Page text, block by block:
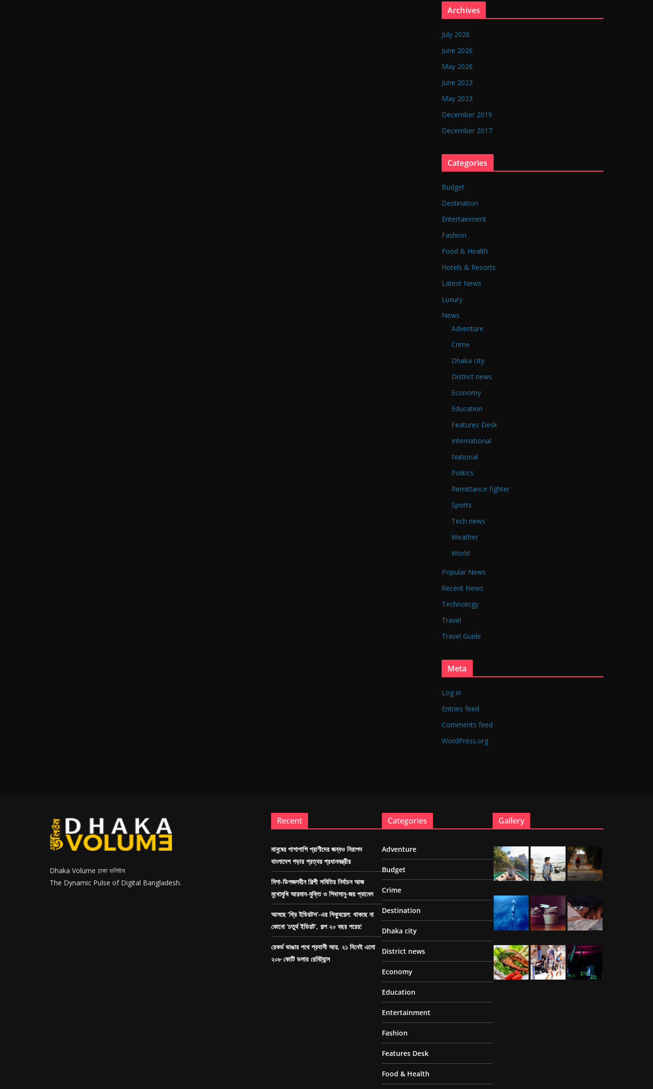
Archives
July 2026
June 2026
May 2026
June 2023
May 2023
December 2019
December 2017
Categories
Budget
Destination
Entertainment
Fashion
Food & Health
Hotels & Resorts
Latest News
Luxury
News
Adventure
Crime
Dhaka city
District news
Economy
Education
Features Desk
International
National
Politics
Remittance fighter
Sports
Tech news
Weather
World
Popular News
Recent News
Technology
Travel
Travel Guide
Meta
Log in
Entries feed
Comments feed
WordPress.org
Dhaka Volume ঢাকা ভলিউম
The Dynamic Pulse of Digital Bangladesh.
Recent
মানুষের পাশাপাশি প্রাণীদের জন্যও নিরাপদ
বাংলাদেশ গড়ার প্রত্যয় প্রধানমন্ত্রীর
মিশা-ডিপজলহীন শিল্পী সমিতির নির্বাচন আজ
মুখোমুখি আরমান-মুক্তি ও শিবাসানু-জয় প্যানেল
আসছে ‘থ্রি ইডিয়টস’-এর সিক্যুয়েল: থাকছে না
কোনো ‘চতুর্থ ইডিয়ট’, গল্প ২০ বছর পরের!
রেকর্ড ভাঙার পথে প্রবাসী আয়, ২১ দিনেই এলো
২০৮ কোটি ডলার রেমিট্যান্স
Categories
Adventure
Budget
Crime
Destination
Dhaka city
District news
Economy
Education
Entertainment
Fashion
Features Desk
Food & Health
Gallery